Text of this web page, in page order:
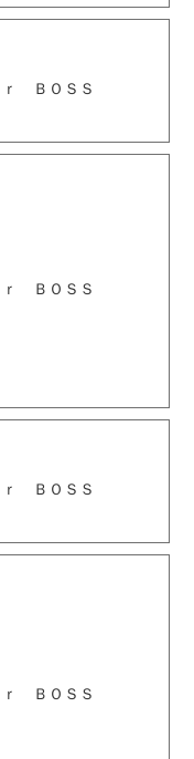
ｒ ＢＯＳＳ
ｒ ＢＯＳＳ
ｒ ＢＯＳＳ
ｒ ＢＯＳＳ